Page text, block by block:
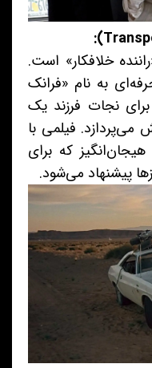
خلافکار» است.
به نام «فرانک
نجات فرزند یک
می‌پردازد. فیلمی با
که برای
پیشنهاد می‌شود.